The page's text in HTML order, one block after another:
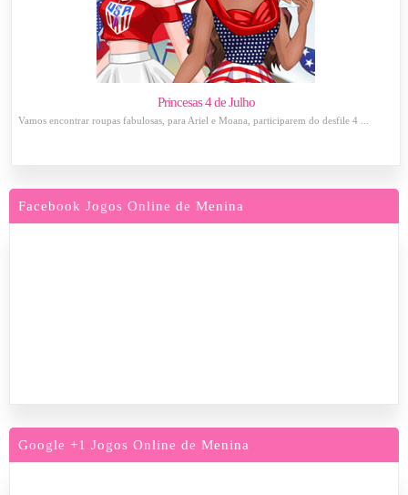
Princesas 4 de Julho
Vamos encontrar roupas fabulosas, para Ariel e Moana, participarem do desfile 4 ...
Facebook Jogos Online de Menina
Google +1 Jogos Online de Menina